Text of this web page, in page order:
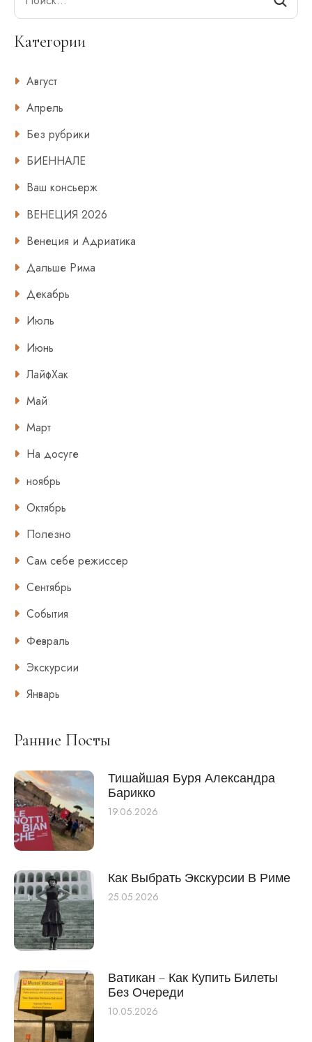
Категории
Август
Апрель
Без рубрики
БИЕННАЛЕ
Ваш консьерж
ВЕНЕЦИЯ 2026
Венеция и Адриатика
Дальше Рима
Декабрь
Июль
Июнь
ЛайфХак
Май
Март
На досуге
ноябрь
Октябрь
Полезно
Сам себе режиссер
Сентябрь
События
Февраль
Экскурсии
Январь
Ранние Посты
Тишайшая Буря Александра
Барикко
19.06.2026
Как Выбрать Экскурсии В Риме
25.05.2026
Ватикан – Как Купить Билеты
Без Очереди
10.05.2026